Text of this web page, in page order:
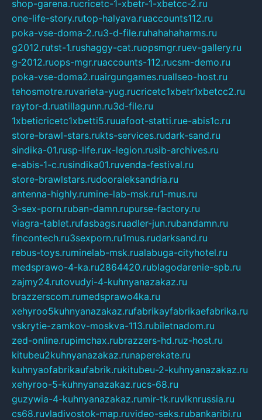
shop-garena.rucricetc-1-xbetr-1-xbetcc-2.ru
one-life-story.rutop-halyava.ruaccounts112.ru
poka-vse-doma-2.ru3-d-file.ruhahahaharms.ru
g2012.rutst-1.rushaggy-cat.ruopsmgr.ruev-gallery.ru
g-2012.ruops-mgr.ruaccounts-112.rucsm-demo.ru
poka-vse-doma2.ruairgungames.ruallseo-host.ru
tehosmotre.ruvarieta-yug.rucricetc1xbetr1xbetcc2.ru
raytor-d.ruatillagunn.ru3d-file.ru
1xbeticricetc1xbetti5.ruuafoot-statti.rue-abis1c.ru
store-brawl-stars.rukts-services.rudark-sand.ru
sindika-01.rusp-life.rux-legion.rusib-archives.ru
e-abis-1-c.rusindika01.ruvenda-festival.ru
store-brawlstars.rudooraleksandria.ru
antenna-highly.rumine-lab-msk.ru1-mus.ru
3-sex-porn.ruban-damn.rupurse-factory.ru
viagra-tablet.rufasbags.ruadler-jun.rubandamn.ru
fincontech.ru3sexporn.ru1mus.rudarksand.ru
rebus-toys.ruminelab-msk.rualabuga-cityhotel.ru
medsprawo-4-ka.ru2864420.rublagodarenie-spb.ru
zajmy24.rutovudyi-4-kuhnyanazakaz.ru
brazzerscom.rumedsprawo4ka.ru
xehyroo5kuhnyanazakaz.rufabrikayfabrikaefabrika.ru
vskrytie-zamkov-moskva-113.rubiletnadom.ru
zed-online.rupimchax.rubrazzers-hd.ruz-host.ru
kitubeu2kuhnyanazakaz.runaperekate.ru
kuhnyaofabrikaufabrik.rukitubeu-2-kuhnyanazakaz.ru
xehyroo-5-kuhnyanazakaz.rucs-68.ru
guzywia-4-kuhnyanazakaz.rumir-tk.ruvlknrussia.ru
cs68.ruvladivostok-map.ruvideo-seks.rubankaribi.ru